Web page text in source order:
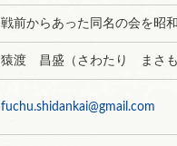
戦前からあった同名の会を昭
猿渡 昌盛（さわたり まさも
fuchu.shidankai@gmail.com